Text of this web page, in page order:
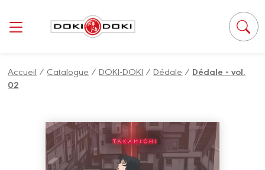
Accueil / Catalogue /DOKI-DOKI /Dédale / Dédale - vol.
02